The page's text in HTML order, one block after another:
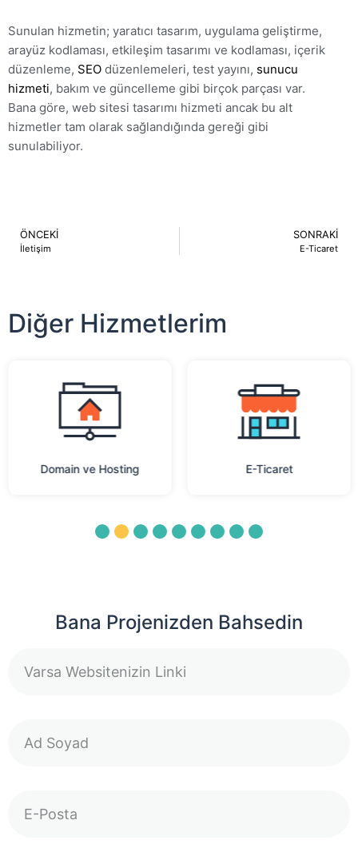
Sunulan hizmetin; yaratıcı tasarım, uygulama geliştirme,
arayüz kodlaması, etkileşim tasarımı ve kodlaması, içerik
düzenleme, SEO düzenlemeleri, test yayını, sunucu
hizmeti, bakım ve güncelleme gibi birçok parçası var.
Bana göre, web sitesi tasarımı hizmeti ancak bu alt
hizmetler tam olarak sağlandığında gereği gibi
sunulabiliyor.
ÖNCEKI
İletişim
SONRAKI
E-Ticaret
Diğer Hizmetlerim
Domain ve Hosting E-Ticaret
3 4 5 6 7 8 9
Bana Projenizden Bahsedin